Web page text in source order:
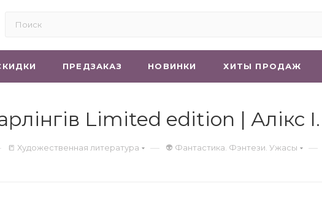
ПРЕДЗАКАЗ НОВИНКИ ХИТЫ ПРОДАЖ
Limited edition | Алікс
📒 Художественная литература — 👽 Фантастика. Фэнтези. Ужасы —